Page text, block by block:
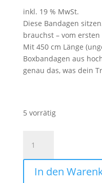
inkl. 19 % MwSt.
Diese Bandagen
brauchst – vom
Mit 450 cm Länge
Boxbandagen aus
genau das, was dein
5 vorrätig
von
Phönix
MengeIn den